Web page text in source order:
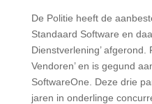
De Politie heeft de
Standaard Software en
Dienstverlening’ afgerond.
Vendoren’ en is gegund
SoftwareOne. Deze drie
jaren in onderlinge